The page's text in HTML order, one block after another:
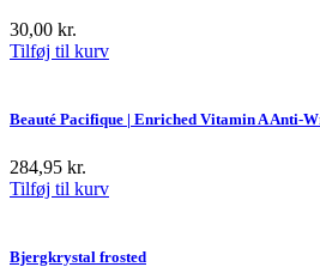
30,00 kr.
Tilføj til kurv
Beauté Pacifique | Enriched Vitamin A Anti-
284,95 kr.
Tilføj til kurv
Bjergkrystal frosted